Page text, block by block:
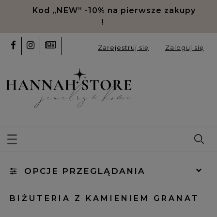
Kod „NEW” -10% na pierwsze zakupy
!
Zarejestruj się Zaloguj się
OPCJE PRZEGLĄDANIA
Kategorie: Granat
BIŻUTERIA Z KAMIENIEM GRANAT